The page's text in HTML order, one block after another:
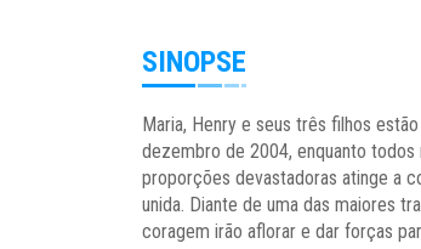
SINOPSE
Maria, Henry e seus três filhos
dezembro de 2004, enquanto todos
proporções devastadoras atinge a
unida. Diante de uma das maiores
coragem irão aflorar e dar forças